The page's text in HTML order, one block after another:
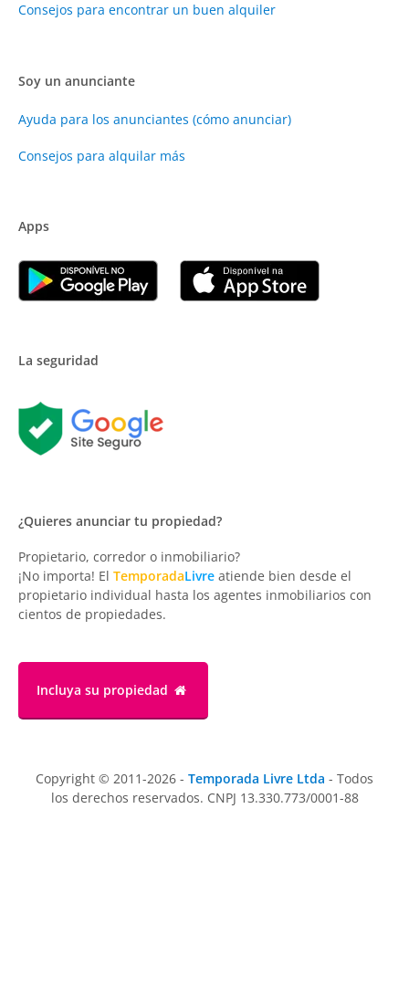
Consejos para encontrar un buen alquiler
Soy un anunciante
Ayuda para los anunciantes (cómo anunciar)
Consejos para alquilar más
Apps
La seguridad
¿Quieres anunciar tu propiedad?
Propietario, corredor o inmobiliario?
¡No importa! El TemporadaLivre atiende bien desde el
propietario individual hasta los agentes inmobiliarios con
cientos de propiedades.
Incluya su propiedad
Copyright © 2011-2026 - Temporada Livre Ltda - Todos
los derechos reservados. CNPJ 13.330.773/0001-88